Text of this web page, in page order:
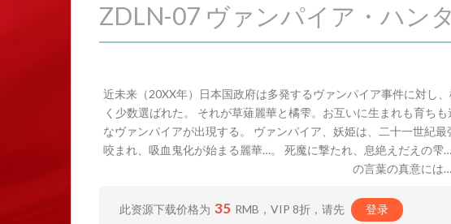
ZDLN-07 ヴァンパイア・ハン
近未来（20XX年）日本国政府は多発するヴァンパイア事件に対し
く少数選ばれた。 それが草薙麗華と橘雫。お互いに生まれも育ち
なヴァンパイアが出現する。 ヴァンパイア、妖姫は、二十一世紀
咬まれ、吸血鬼化が始まる麗華…。 死魔に撃たれ、息絶えだえの
の言葉の真意には
此资源下载价格为 35 RMB，VIP 8折，请先 登录